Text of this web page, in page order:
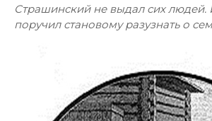
Страшинский не выдал сих людей.
поручил становому разузнать о